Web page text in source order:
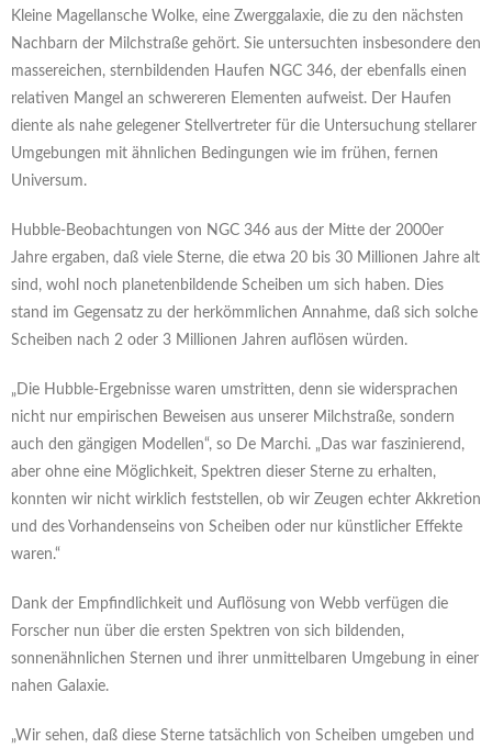
Kleine Magellansche Wolke, eine Zwerggalaxie, die zu den nächsten
Nachbarn der Milchstraße gehört. Sie untersuchten insbesondere den
massereichen, sternbildenden Haufen NGC 346, der ebenfalls einen
relativen Mangel an schwereren Elementen aufweist. Der Haufen
diente als nahe gelegener Stellvertreter für die Untersuchung stellarer
Umgebungen mit ähnlichen Bedingungen wie im frühen, fernen
Universum.
Hubble-Beobachtungen von NGC 346 aus der Mitte der 2000er
Jahre ergaben, daß viele Sterne, die etwa 20 bis 30 Millionen Jahre alt
sind, wohl noch planetenbildende Scheiben um sich haben. Dies
stand im Gegensatz zu der herkömmlichen Annahme, daß sich solche
Scheiben nach 2 oder 3 Millionen Jahren auflösen würden.
„Die Hubble-Ergebnisse waren umstritten, denn sie widersprachen
nicht nur empirischen Beweisen aus unserer Milchstraße, sondern
auch den gängigen Modellen“, so De Marchi. „Das war faszinierend,
aber ohne eine Möglichkeit, Spektren dieser Sterne zu erhalten,
konnten wir nicht wirklich feststellen, ob wir Zeugen echter Akkretion
und des Vorhandenseins von Scheiben oder nur künstlicher Effekte
waren.“
Dank der Empfindlichkeit und Auflösung von Webb verfügen die
Forscher nun über die ersten Spektren von sich bildenden,
sonnenähnlichen Sternen und ihrer unmittelbaren Umgebung in einer
nahen Galaxie.
„Wir sehen, daß diese Sterne tatsächlich von Scheiben umgeben und